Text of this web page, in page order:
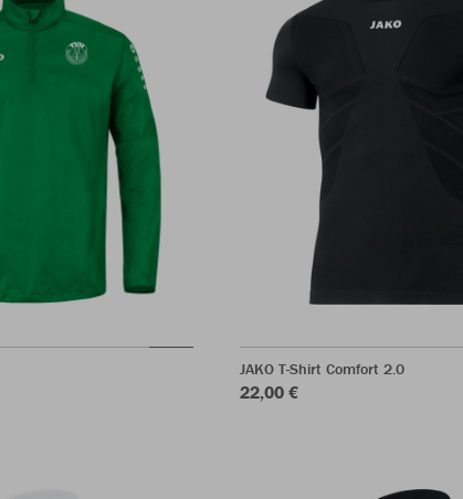
JAKO T-Shirt Comfort 2.0
22,00 €